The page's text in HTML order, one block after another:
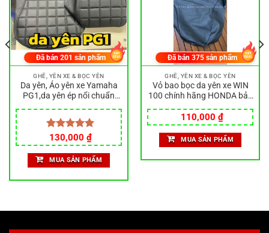
GHẾ, YÊN XE & BỌC YÊN
Da yên, Áo yên xe Yamaha
PG1,da yên ép nổi chuẩn
Được xếp
hạng5.00
5 sao
130,000 ₫
Đã bán201 sản phẩm
MUA SẢN PHẨM
GHẾ, YÊN XE & BỌC YÊN
Vỏ bao bọc da yên xe WIN
100 chính hãng HONDA bảo
110,000 ₫
Đã bán375 sản phẩm
MUA SẢN PHẨM